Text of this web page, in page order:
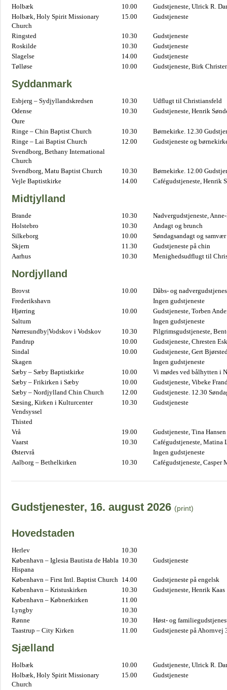
Holbæk 10.00
Gudstjeneste, Ulrick R.
Holbæk, Holy Spirit Missionary
Church
15.00 Gudstjeneste
Ringsted 10.30
Gudstjeneste
Roskilde
10.30
Gudstjeneste
Slagelse
14.00
Gudstjeneste
Tølløse
10.00 Gudstjeneste, Birk
Syddanmark
Esbjerg – Sydjyllandskredsen 10.30
Udflugt til Christiansfeld
Odense
10.30
Gudstjeneste, Henrik
Oure
Ringe – Chin Baptist Church
10.30
Børnekirke. 12.30
Ringe – Lai Baptist Church
12.00
Gudstjeneste og
Svendborg, Bethany International
Church
Svendborg, Matu Baptist Church
10.30
Børnekirke. 12.00
Vejle Baptistkirke
14.00 Cafégudstjeneste, Henrik
Midtjylland
Brande 10.30
Nadvergudstjeneste,
Holstebro
10.30
Andagt og brunch
Silkeborg
10.00
Søndagsandagt og samvær
Skjern
11.30
Gudstjeneste på chin
Aarhus
10.30 Menighedsudflugt til
Nordjylland
Brovst 10.00
Dåbs- og
Frederikshavn
Ingen gudstjeneste
Hjørring
10.00
Gudstjeneste, Torben
Saltum
Ingen gudstjeneste
Nørresundby|Vodskov i Vodskov
10.30
Pilgrimsgudstjeneste,
Pandrup
10.00
Gudstjeneste, Chresten
Sindal
10.00
Gudstjeneste, Gert
Skagen
Ingen gudstjeneste
Sæby – Sæby Baptistkirke
10.00
Vi mødes ved bålhytten i
Sæby – Frikirken i Sæby
10.00
Gudstjeneste, Vibeke
Sæby – Nordjylland Chin Church
12.00
Gudstjeneste. 12.30
Sæsing, Kirken i Kulturcenter
Vendsyssel
10.30 Gudstjeneste
Thisted
Vrå
19.00
Gudstjeneste, Tina Hansen
Vaarst
10.30
Cafégudstjeneste, Matina
Østervrå
Ingen gudstjeneste
Aalborg – Bethelkirken
10.30 Cafégudstjeneste, Casper
Gudstjenester, 16. august 2026 (print)
Hovedstaden
Herlev
10.30
København – Iglesia Bautista de Habla
Hispana
10.30 Gudstjeneste
København – First Intl. Baptist Church 14.00
Gudstjeneste på engelsk
København – Kristuskirken
10.30
Gudstjeneste, Henrik Kaas
København – Købnerkirken
11.00
Lyngby
10.30
Rønne
10.30
Høst- og
Taastrup – City Kirken
11.00 Gudstjeneste på Ahornvej
Sjælland
Holbæk 10.00
Gudstjeneste, Ulrick R.
Holbæk, Holy Spirit Missionary
Church
15.00 Gudstjeneste